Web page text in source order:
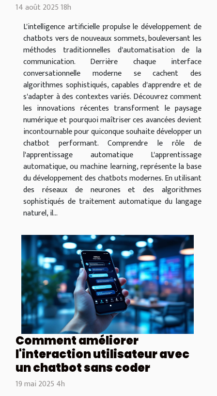
14 août 2025 18h
L'intelligence artificielle propulse le développement de
chatbots vers de nouveaux sommets, bouleversant les
méthodes traditionnelles d'automatisation de la
communication. Derrière chaque interface
conversationnelle moderne se cachent des
algorithmes sophistiqués, capables d'apprendre et de
s'adapter à des contextes variés. Découvrez comment
les innovations récentes transforment le paysage
numérique et pourquoi maîtriser ces avancées devient
incontournable pour quiconque souhaite développer un
chatbot performant. Comprendre le rôle de
l'apprentissage automatique L'apprentissage
automatique, ou machine learning, représente la base
du développement des chatbots modernes. En utilisant
des réseaux de neurones et des algorithmes
sophistiqués de traitement automatique du langage
naturel, il...
Comment améliorer
l'interaction utilisateur avec
un chatbot sans coder
19 mai 2025 4h